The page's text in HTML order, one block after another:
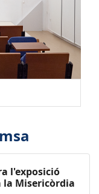
l'exposició
la Misericòrdia